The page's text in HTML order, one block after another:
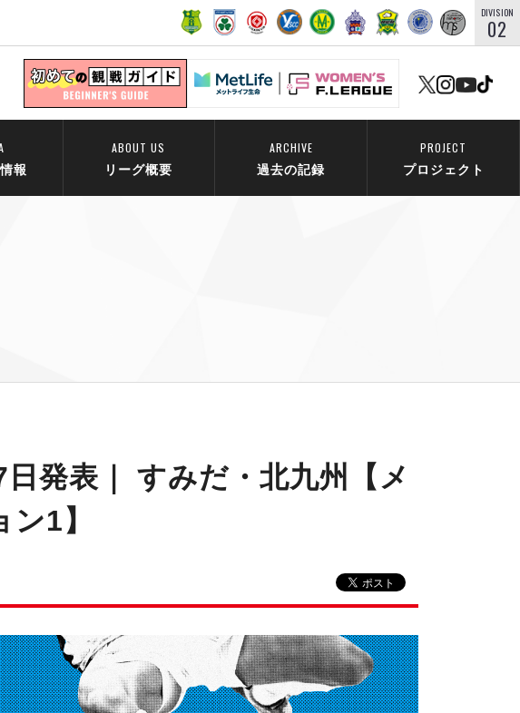
DIVISION
02
報
ABOUT US
リーグ概要
ARCHIVE
過去の記録
PROJECT
プロジェクト
発表｜ すみだ・北九州【メ
1】